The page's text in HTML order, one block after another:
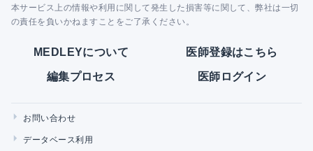
本サービス上の情報や利用に関して発生した損害等に関して、弊社は一切
の責任を負いかねますことをご了承ください。
MEDLEYについて 医師登録はこちら
編集プロセス 医師ログイン
お問い合わせ
データベース利用